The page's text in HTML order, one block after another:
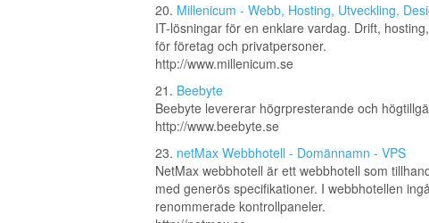
20. Millenicum - Webb, Hosting, Utveckling,
IT-lösningar för en enklare vardag. Drift,
för företag och privatpersoner.
http://www.millenicum.se
21. Beebyte
Beebyte levererar högrpresterande och
http://www.beebyte.se
23. netMax Webbhotell - Domännamn - VPS
NetMax webbhotell är ett webbhotell som
med generös specifikationer. I webbhotellen
renommerade kontrollpaneler.